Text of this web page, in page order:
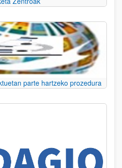
parte hartzeko prozedura